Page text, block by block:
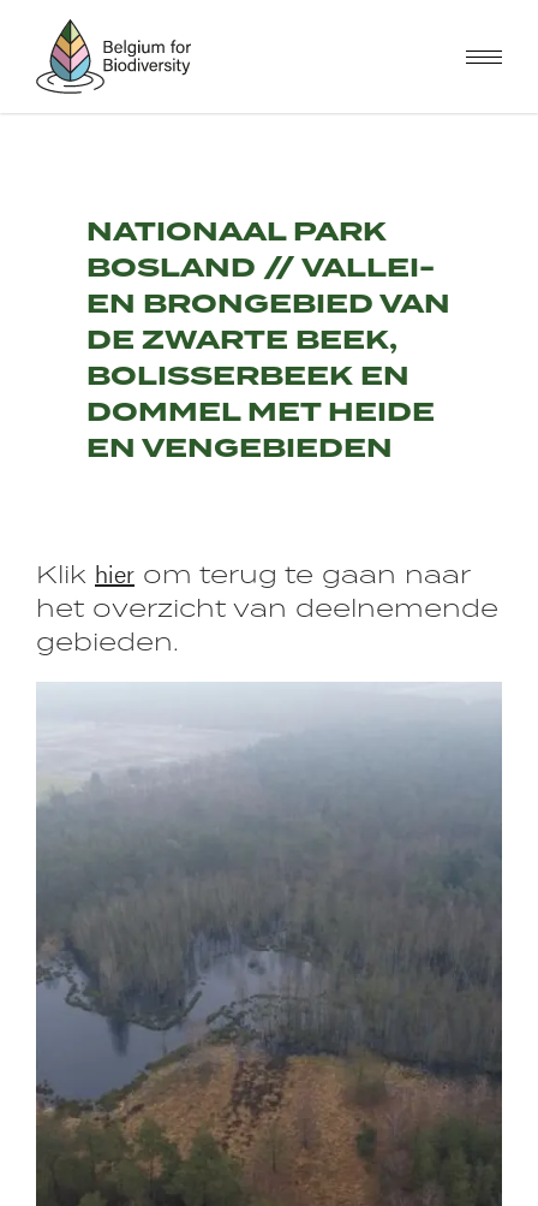
inhoud
gaan
NATIONAAL PARK
BOSLAND // VALLEI-
EN BRONGEBIED VAN
DE ZWARTE BEEK,
BOLISSERBEEK EN
DOMMEL MET HEIDE
EN VENGEBIEDEN
Klik hier om terug te gaan naar
het overzicht van deelnemende
gebieden.